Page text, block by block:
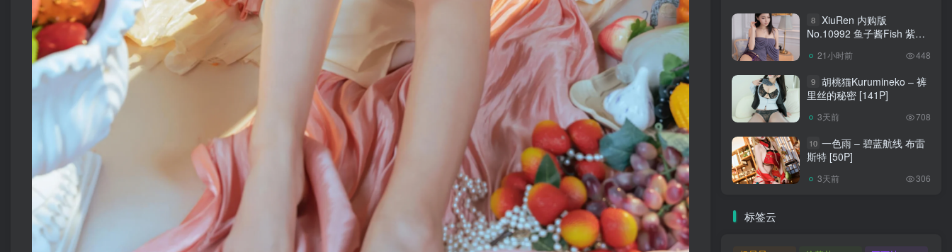
8 XiuRen 内购版
No.10992 鱼子酱Fish 紫丝
21小时前 448
9 胡桃猫Kurumineko – 裤
里丝的秘密 [141P]
3天前 708
10 一色雨 – 碧蓝航线 布雷
斯特 [50P]
3天前 306
标签云